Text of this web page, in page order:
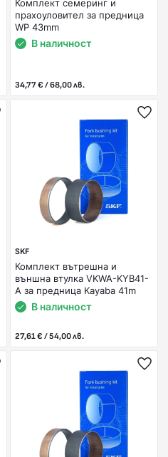
Комплект семеринг и
прахоуловител за предница
WP 43mm
В наличност
34,77 € / 68,00 лв.
SKF
Комплект вътрешна и
външна втулка VKWA-KYB41-
A за предница Kayaba 41m
В наличност
27,61 € / 54,00 лв.